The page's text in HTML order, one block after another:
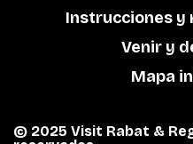
Instrucciones y
Venir y
Mapa
© 2025 Visit Rabat &